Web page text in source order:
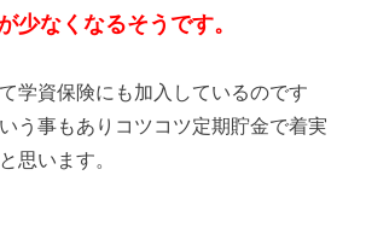
少なくなるそうです。
学資保険にも加入しているのです
う事もありコツコツ定期貯金で着実
思います。